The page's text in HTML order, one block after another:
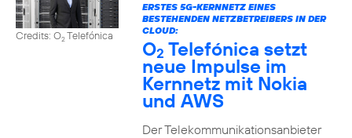
Credits: O2Telefónica
ERSTES 5G-KERNNETZ EINES
BESTEHENDEN NETZBETREIBERS IN DER
CLOUD:
O2 Telefónica setzt
neue Impulse im
Kernnetz mit Nokia
und AWS
Der Telekommunikationsanbieter